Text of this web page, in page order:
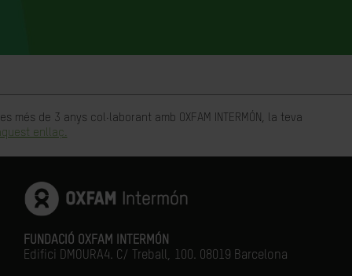
de 3 anys col·laborant amb OXFAM INTERMÓN, la teva
enllaç.
FUNDACIÓ OXFAM INTERMÓN
Edifici DMOURA4. C/ Treball, 100. 08019 Barcelona